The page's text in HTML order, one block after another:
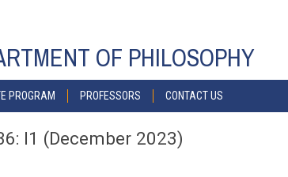
OF PHILOSOPHY
PROGRAM PROFESSORS CONTACT US
I1 (December 2023)